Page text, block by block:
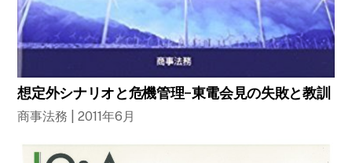
想定外シナリオと危機管理−東電会見の失敗と教訓
商事法務 | 2011年6月